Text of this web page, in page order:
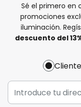
Sé el primero en
promociones
iluminación.
descuento del